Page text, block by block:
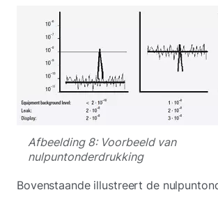
Afbeelding 8: Voorbeeld van
nulpuntonderdrukking
Bovenstaande illustreert de